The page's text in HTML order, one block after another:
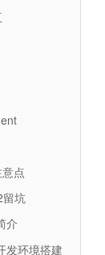
点
坑
介
发环境搭建